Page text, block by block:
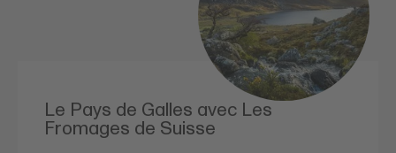
Le Pays de Galles avec Les
Fromages de Suisse